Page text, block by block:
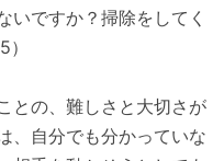
いですか？掃除をしてく
との、難しさと大切さが
、自分でも分かっていな